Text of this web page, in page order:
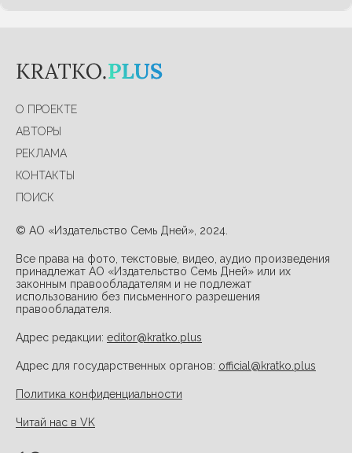
О ПРОЕКТЕ
АВТОРЫ
РЕКЛАМА
КОНТАКТЫ
ПОИСК
© АО «Издательство Семь Дней», 2024.
Все права на фото, текстовые, видео, аудио произведения
принадлежат АО «Издательство Семь Дней» или их
законным правообладателям и не подлежат
использованию без письменного разрешения
правообладателя.
Адрес редакции: editor@kratko.plus
Адрес для государственных органов: official@kratko.plus
Политика конфиденциальности
Читай нас в VK